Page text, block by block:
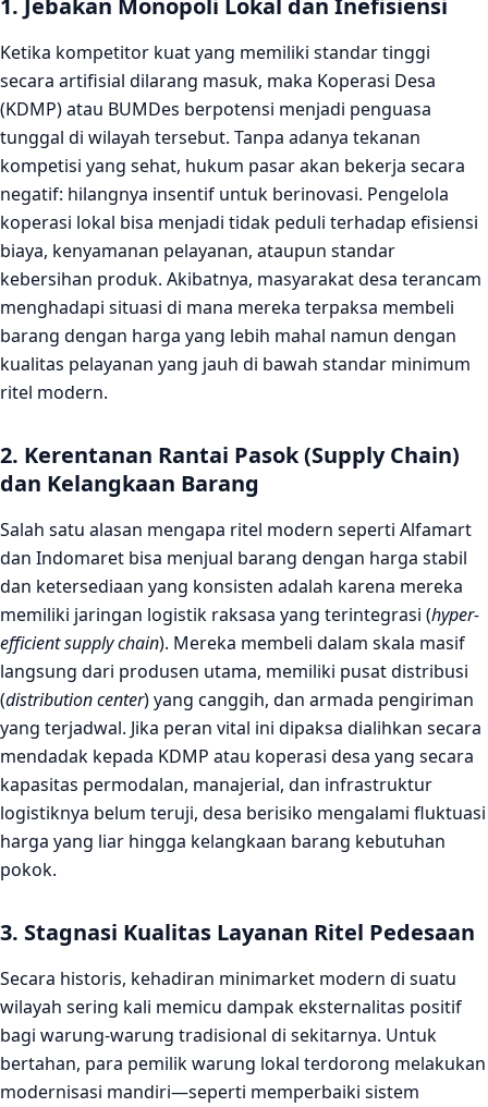
1. Jebakan Monopoli Lokal dan Inefisiensi
Ketika kompetitor kuat yang memiliki standar tinggi
secara artifisial dilarang masuk, maka Koperasi Desa
(KDMP) atau BUMDes berpotensi menjadi penguasa
tunggal di wilayah tersebut. Tanpa adanya tekanan
kompetisi yang sehat, hukum pasar akan bekerja secara
negatif: hilangnya insentif untuk berinovasi. Pengelola
koperasi lokal bisa menjadi tidak peduli terhadap efisiensi
biaya, kenyamanan pelayanan, ataupun standar
kebersihan produk. Akibatnya, masyarakat desa terancam
menghadapi situasi di mana mereka terpaksa membeli
barang dengan harga yang lebih mahal namun dengan
kualitas pelayanan yang jauh di bawah standar minimum
ritel modern.
2. Kerentanan Rantai Pasok (Supply Chain)
dan Kelangkaan Barang
Salah satu alasan mengapa ritel modern seperti Alfamart
dan Indomaret bisa menjual barang dengan harga stabil
dan ketersediaan yang konsisten adalah karena mereka
memiliki jaringan logistik raksasa yang terintegrasi (hyper-
efficient supply chain). Mereka membeli dalam skala masif
langsung dari produsen utama, memiliki pusat distribusi
(distribution center) yang canggih, dan armada pengiriman
yang terjadwal. Jika peran vital ini dipaksa dialihkan secara
mendadak kepada KDMP atau koperasi desa yang secara
kapasitas permodalan, manajerial, dan infrastruktur
logistiknya belum teruji, desa berisiko mengalami fluktuasi
harga yang liar hingga kelangkaan barang kebutuhan
pokok.
3. Stagnasi Kualitas Layanan Ritel Pedesaan
Secara historis, kehadiran minimarket modern di suatu
wilayah sering kali memicu dampak eksternalitas positif
bagi warung-warung tradisional di sekitarnya. Untuk
bertahan, para pemilik warung lokal terdorong melakukan
modernisasi mandiri—seperti memperbaiki sistem